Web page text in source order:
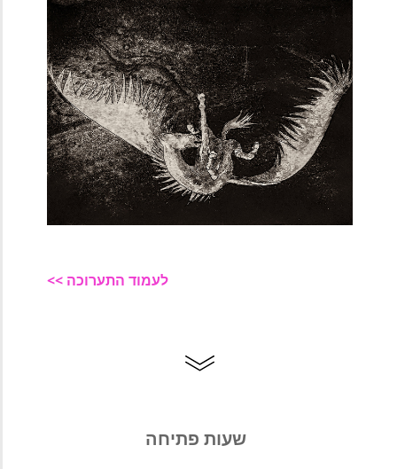
לעמוד התערוכה >>
שעות פתיחה